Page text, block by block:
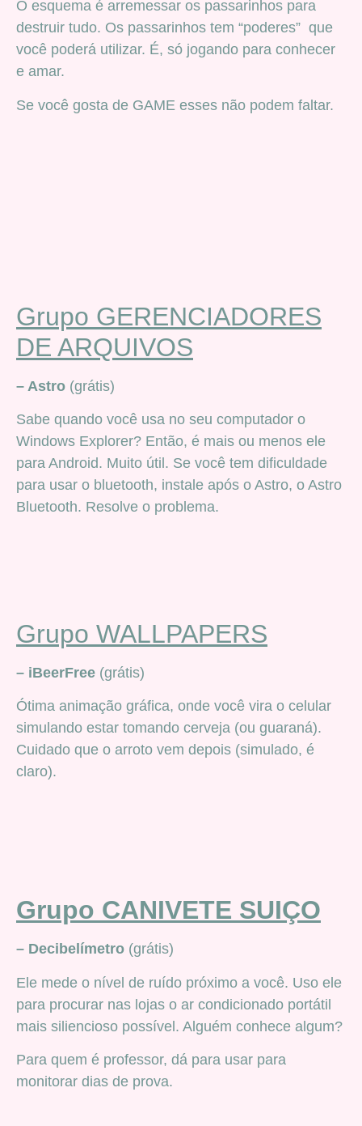
O esquema é arremessar os passarinhos para
destruir tudo. Os passarinhos tem “poderes” que
você poderá utilizar. É, só jogando para conhecer
e amar.
Se você gosta de GAME esses não podem faltar.
Grupo GERENCIADORES
DE ARQUIVOS
– Astro (grátis)
Sabe quando você usa no seu computador o
Windows Explorer? Então, é mais ou menos ele
para Android. Muito útil. Se você tem dificuldade
para usar o bluetooth, instale após o Astro, o Astro
Bluetooth. Resolve o problema.
Grupo WALLPAPERS
– iBeerFree (grátis)
Ótima animação gráfica, onde você vira o celular
simulando estar tomando cerveja (ou guaraná).
Cuidado que o arroto vem depois (simulado, é
claro).
Grupo CANIVETE SUIÇO
– Decibelímetro (grátis)
Ele mede o nível de ruído próximo a você. Uso ele
para procurar nas lojas o ar condicionado portátil
mais siliencioso possível. Alguém conhece algum?
Para quem é professor, dá para usar para
monitorar dias de prova.